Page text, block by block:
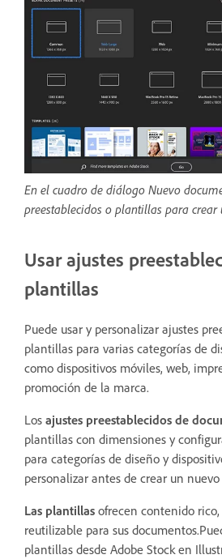
En el cuadro de diálogo Nuevo
preestablecidos o plantillas para crear
Usar ajustes
plantillas
Puede usar y personalizar ajustes
plantillas para varias categorías de
como dispositivos móviles, web,
promoción de la marca.
Los ajustes preestablecidos de
plantillas con dimensiones y
para categorías de diseño y
personalizar antes de crear un
Las plantillas ofrecen contenido
reutilizable para sus
plantillas desde Adobe Stock en